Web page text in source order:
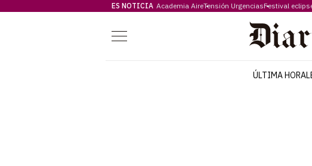
ES NOTICIA Academia AireTensión UrgenciasFestival
Menú
ÚLTIMA HORA